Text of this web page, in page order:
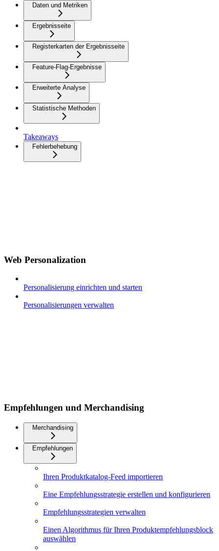
Daten und Metriken
Ergebnisseite
Registerkarten der Ergebnisseite
Feature-Flag-Ergebnisse
Erweiterte Analyse
Statistische Methoden
Takeaways
Fehlerbehebung
Web Personalization
Personalisierung einrichten und starten
Personalisierungen verwalten
Empfehlungen und Merchandising
Merchandising
Empfehlungen
Ihren Produktkatalog-Feed importieren
Eine Empfehlungsstrategie erstellen und konfigurieren
Empfehlungsstrategien verwalten
Einen Algorithmus für Ihren Produktempfehlungsblock
auswählen